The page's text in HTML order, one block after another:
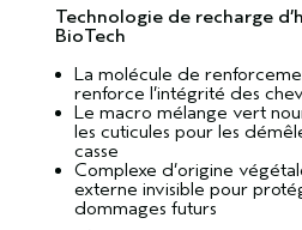
Technologie de recharge
BioTech
La molécule de
renforce l’intégrité des
Le macro mélange vert
les cuticules pour les
casse
Complexe d’origine
externe invisible pour
dommages futurs